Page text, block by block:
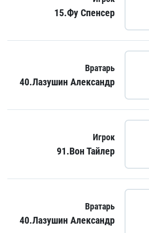
15.Фу Спенсер
Вратарь
40.Лазушин Александр
Игрок
91.Вон Тайлер
Вратарь
40.Лазушин Александр